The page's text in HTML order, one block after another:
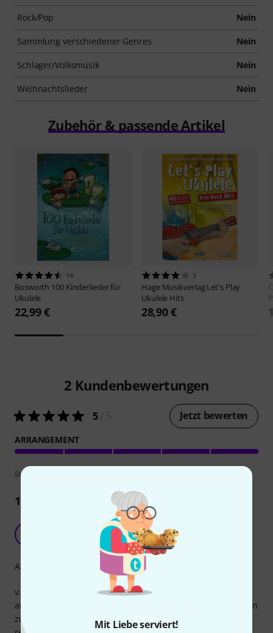
Mit Liebe serviert!
Rock/Pop Nein
Sammlung verschiedener Genres Nein
Schlager/Volksmusik Nein
Weihnachtslieder Nein
Zubehör & passende Artikel
14
Bosworth 100 Kinderlieder für
Ukulele
22,99 €
3
Hage MusikverlagLet's Play
Ukulele Hits
28,90 €
2 Kundenbewertungen
5/ 5 Jetzt bewerten
ARRANGEMENT
Bewertungsrichtlinien
1
schön übersichtlich
Bieanca 29.06.2021
v.a. für Anfänger alles schön übersichtlich plaziert mit
aufgezeigten Griffen ohne Schnickschnackablenkungbildern
zu Liedinhalten (wer die braucht, kann die ja noch
Arrangement